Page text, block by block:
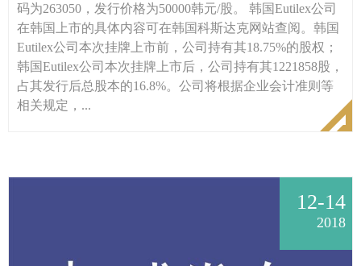
码为263050，发行价格为50000韩元/股。 韩国Eutilex公司
在韩国上市的具体内容可在韩国科斯达克网站查阅。韩国
Eutilex公司本次挂牌上市前，公司持有其18.75%的股权；
韩国Eutilex公司本次挂牌上市后，公司持有其1221858股，
占其发行后总股本的16.8%。公司将根据企业会计准则等
相关规定，...
12-14
2018